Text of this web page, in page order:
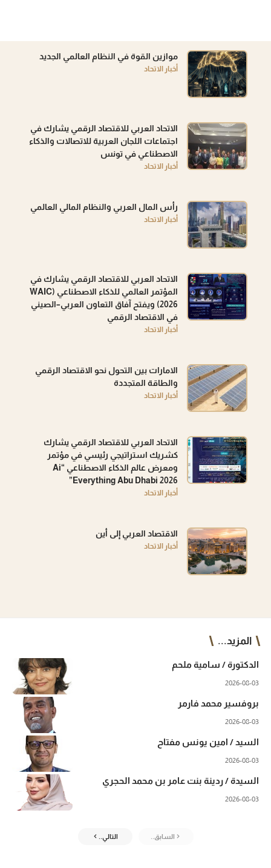
موازين القوة في النظام العالمي الجديد
أخبار الاتحاد
الاتحاد العربي للاقتصاد الرقمي يشارك في
اجتماعات اللجان العربية للاتصالات والذكاء
الاصطناعي في تونس
أخبار الاتحاد
رأس المال العربي والنظام المالي العالمي
أخبار الاتحاد
الاتحاد العربي للاقتصاد الرقمي يشارك في
المؤتمر العالمي للذكاء الاصطناعي (WAIC
2026) ويفتح آفاق التعاون العربي–الصيني
في الاقتصاد الرقمي
أخبار الاتحاد
الامارات بين التحول نحو الاقتصاد الرقمي
والطاقة المتجددة
أخبار الاتحاد
الاتحاد العربي للاقتصاد الرقمي يشارك
كشريك استراتيجي رئيسي في مؤتمر
ومعرض عالم الذكاء الاصطناعي “Ai
Everything Abu Dhabi 2026”
أخبار الاتحاد
الاقتصاد العربي إلى أين
أخبار الاتحاد
المزيد...
الدكتورة / سامية ملحم
2026-08-03
بروفسير محمد فارمر
2026-08-03
السيد / امين يونس مفتاح
2026-08-03
السيدة / ردينة بنت عامر بن محمد الحجري
2026-08-03
السابق.. التالي..